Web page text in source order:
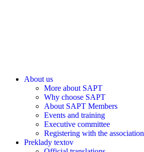
About us
More about SAPT
Why choose SAPT
About SAPT Members
Events and training
Executive committee
Registering with the association
Preklady textov